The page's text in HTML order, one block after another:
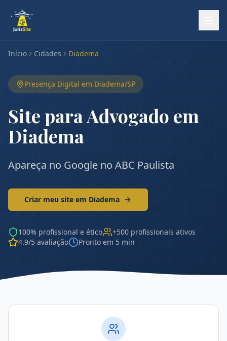
Início Cidades Diadema
Presença Digital em Diadema/SP
Site para Advogado em
Diadema
Apareça no Google no ABC Paulista
Criar meu site em Diadema
100% profissional e ético
+500 profissionais ativos
4.9/5 avaliação
Pronto em 5 min